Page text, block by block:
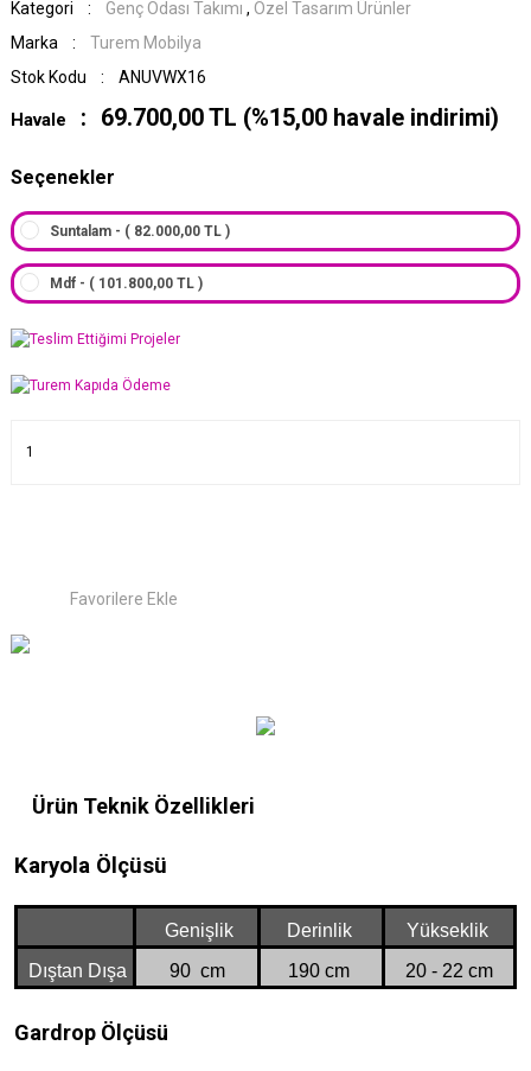
Kategori
Genç Odası Takımı , Özel Tasarım Ürünler
Marka
Turem Mobilya
Stok Kodu
ANUVWX16
Havale 69.700,00 TL (%15,00 havale indirimi)
Seçenekler
Suntalam - ( 82.000,00 TL )
Mdf - ( 101.800,00 TL )
Ürün Teknik Özellikleri
Karyola Ölçüsü
Genişlik Derinlik
Yükseklik
Dıştan Dışa
90 cm 190 cm 20 - 22 cm
Gardrop Ölçüsü